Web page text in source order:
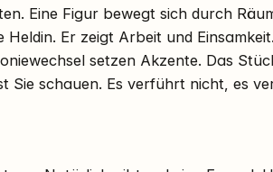
Eine Figur bewegt sich durch
Er zeigt Arbeit und
setzen Akzente. Das
Sie schauen. Es verführt nicht, es